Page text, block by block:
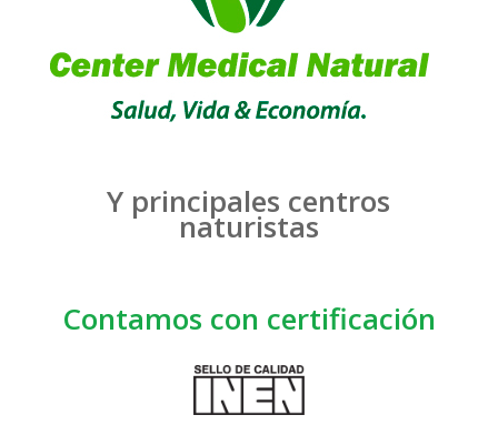
Y principales centros
naturistas
Contamos con certificación